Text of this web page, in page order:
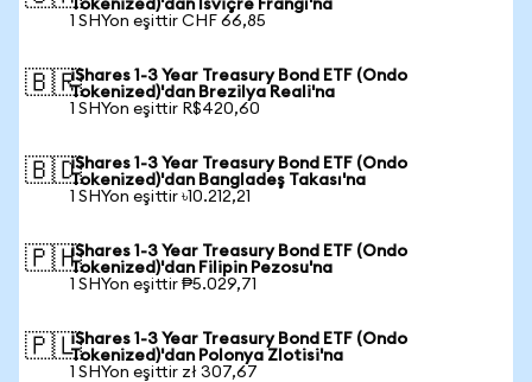
Tokenized)'dan İsviçre Frangı'na
1 SHYon eşittir CHF 66,85
🇧🇷iShares 1-3 Year Treasury Bond ETF (Ondo
Tokenized)'dan Brezilya Reali'na
1 SHYon eşittir R$420,60
🇧🇩iShares 1-3 Year Treasury Bond ETF (Ondo
Tokenized)'dan Bangladeş Takası'na
1 SHYon eşittir ৳10.212,21
🇵🇭iShares 1-3 Year Treasury Bond ETF (Ondo
Tokenized)'dan Filipin Pezosu'na
1 SHYon eşittir ₱5.029,71
🇵🇱iShares 1-3 Year Treasury Bond ETF (Ondo
Tokenized)'dan Polonya Zlotisi'na
1 SHYon eşittir zł 307,67